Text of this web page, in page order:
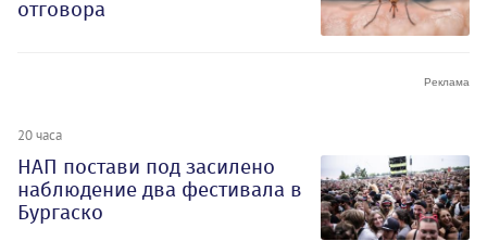
отговора
20 часа
НАП постави под засилено
наблюдение два фестивала в
Бургаско